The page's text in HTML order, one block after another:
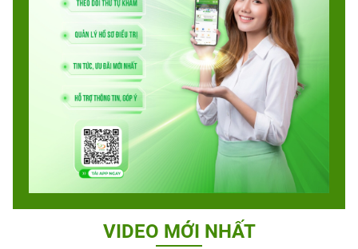
VIDEO MỚI NHẤT